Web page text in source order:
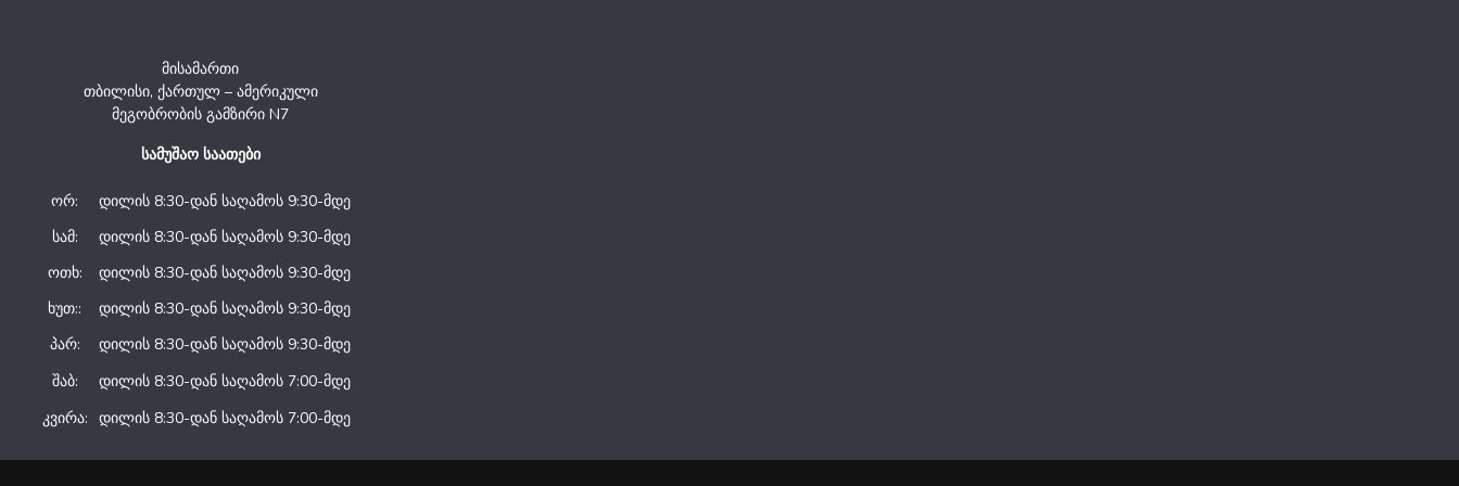
მისამართი
თბილისი, ქართულ – ამერიკული
მეგობრობის გამზირი N7
სამუშაო საათები
ორ:
დილის 8:30-დან საღამოს 9:30-მდე
სამ:
დილის 8:30-დან საღამოს 9:30-მდე
ოთხ:
დილის 8:30-დან საღამოს 9:30-მდე
ხუთ::
დილის 8:30-დან საღამოს 9:30-მდე
პარ:
დილის 8:30-დან საღამოს 9:30-მდე
შაბ:
დილის 8:30-დან საღამოს 7:00-მდე
კვირა: დილის 8:30-დან საღამოს 7:00-მდე